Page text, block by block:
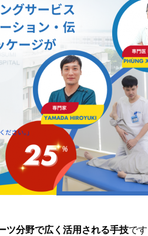
ツ分野で広く活用される手技で